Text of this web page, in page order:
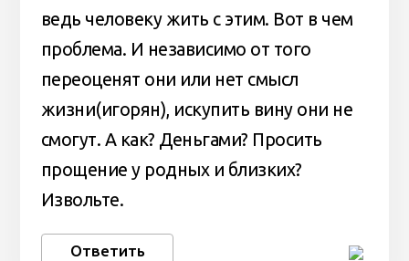
ведь человеку жить с этим. Вот в чем
проблема. И независимо от того
переоценят они или нет смысл
жизни(игорян), искупить вину они не
смогут. А как? Деньгами? Просить
прощение у родных и близких?
Извольте.
Ответить